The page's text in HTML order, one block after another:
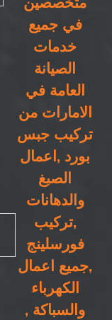
في جميع
خدمات
الصيانة
العامة في
الامارات من
تركيب جبس
بورد ,اعمال
الصبغ
والدهانات
,تركيب
فورسلينج
,جميع اعمال
الكهرباء
والسباكة ,